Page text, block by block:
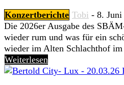
Konzertberichte Tobi - 8. Juni
Die 2026er Ausgabe des
wieder rum und was für ein
wieder im Alten Schlachthof im
Weiterlesen